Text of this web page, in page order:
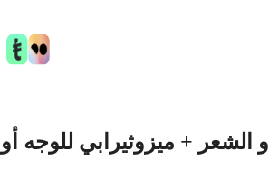
+ ميزوثيرابي للوجه أو